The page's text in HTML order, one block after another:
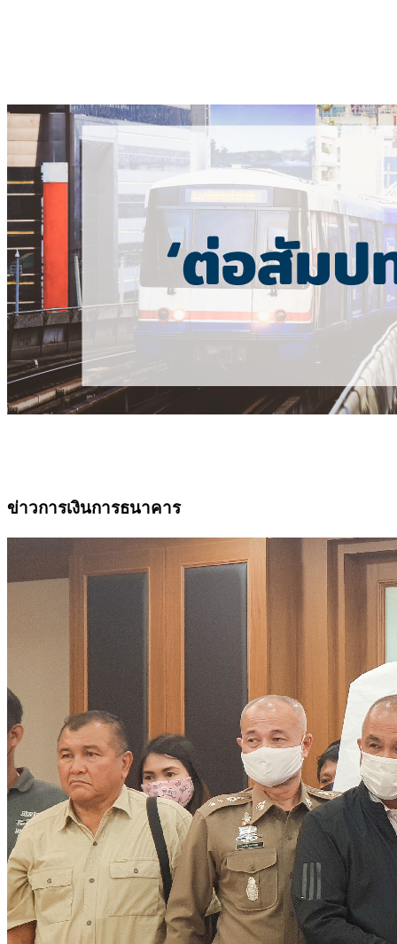
ข่าวการเงินการธนาคาร